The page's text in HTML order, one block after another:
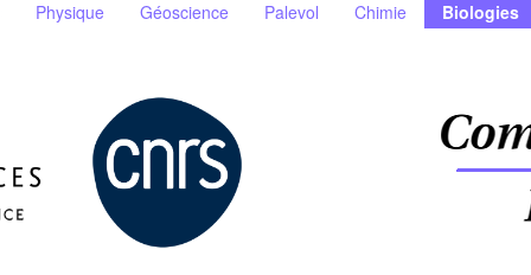
Physique Géoscience Palevol Chimie Biologies